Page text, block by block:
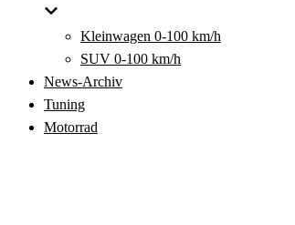
Kleinwagen 0-100 km/h
SUV 0-100 km/h
News-Archiv
Tuning
Motorrad